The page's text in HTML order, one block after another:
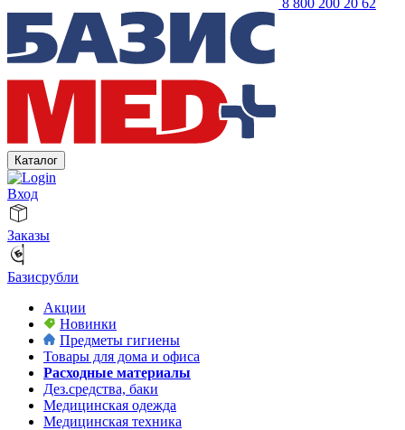
8 800 200 20 62
Каталог
Вход
Заказы
Базисрубли
Акции
Новинки
Предметы гигиены
Товары для дома и офиса
Расходные материалы
Дез.средства, баки
Медицинская одежда
Медицинская техника